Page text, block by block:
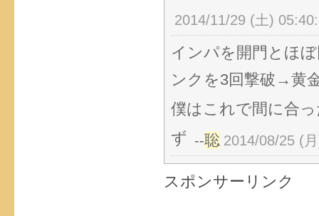
2014/11/29 (土)
インパを開門とほ
ンクを3回撃破→黄
僕はこれで間に合
ず --聡 2014/08/25 (
スポンサーリンク